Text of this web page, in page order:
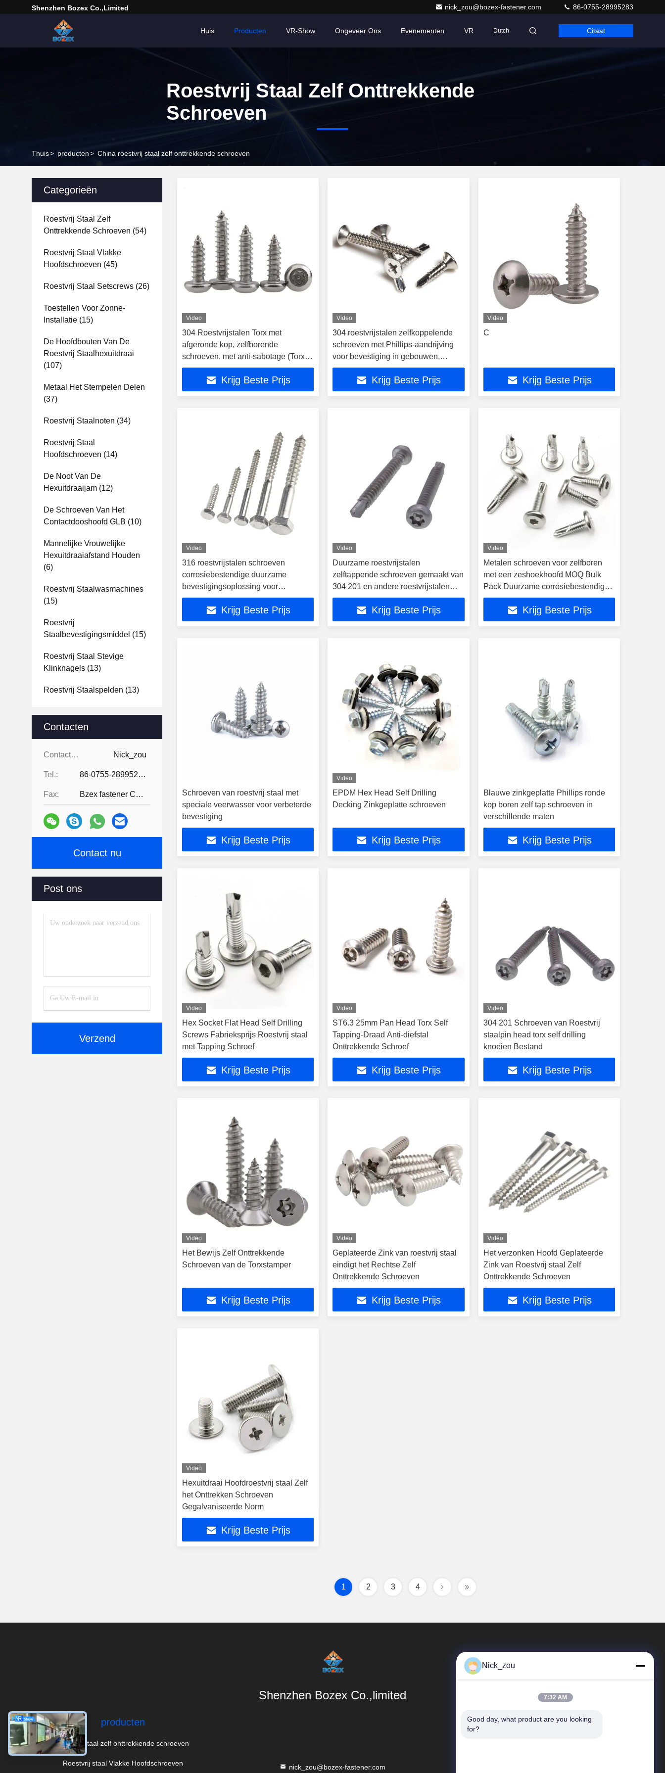
Shenzhen Bozex Co.,limited nick_zou@bozex-fastener.com 86-0755-28995283
Huis Producten VR-Show Ongeveer Ons Evenementen VR Dutch Citaat
Roestvrij Staal Zelf Onttrekkende
Schroeven
Thuis> producten> China roestvrij staal zelf onttrekkende schroeven
Categorieën
Roestvrij Staal Zelf
Onttrekkende Schroeven (54)
Roestvrij Staal Vlakke
Hoofdschroeven (45)
Roestvrij Staal Setscrews (26)
Toestellen Voor Zonne-
Installatie (15)
De Hoofdbouten Van De
Roestvrij Staalhexuitdraai
(107)
Metaal Het Stempelen Delen
(37)
Roestvrij Staalnoten (34)
Roestvrij Staal
Hoofdschroeven (14)
De Noot Van De
Hexuitdraaijam (12)
De Schroeven Van Het
Contactdooshoofd GLB (10)
Mannelijke Vrouwelijke
Hexuitdraaiafstand Houden
(6)
Roestvrij Staalwasmachines
(15)
Roestvrij
Staalbevestigingsmiddel (15)
Roestvrij Staal Stevige
Klinknagels (13)
Roestvrij Staalspelden (13)
Contacten
Contacten: Nick_zou
Tel.: 86-0755-28995283
Fax: Bzex fastener Co., Limited-86-07
Contact nu
Post ons
Verzend
Video
304 Roestvrijstalen Torx met
afgeronde kop, zelfborende
schroeven, met anti-sabotage (Torx
Security) aandrijving
Krijg Beste Prijs
Video
304 roestvrijstalen zelfkoppelende
schroeven met Phillips-aandrijving
voor bevestiging in gebouwen,
spoorwegen en machines
Krijg Beste Prijs
Video
C
Krijg Beste Prijs
Video
316 roestvrijstalen schroeven
corrosiebestendige duurzame
bevestigingsoplossing voor
industriële bouw- en
machinebouwtoepassingen
Krijg Beste Prijs
Video
Duurzame roestvrijstalen
zelftappende schroeven gemaakt van
304 201 en andere roestvrijstalen
kwaliteiten, ideaal voor constructie en
industrie
Krijg Beste Prijs
Video
Metalen schroeven voor zelfboren
met een zeshoekhoofd MOQ Bulk
Pack Duurzame corrosiebestendige
bevestigingsmiddelen voor metalen
bouwtoepassingenKrijg Beste Prijs
Schroeven van roestvrij staal met
speciale veerwasser voor verbeterde
bevestiging
Krijg Beste Prijs
Video
EPDM Hex Head Self Drilling
Decking Zinkgeplatte schroeven
Krijg Beste Prijs
Blauwe zinkgeplatte Phillips ronde
kop boren zelf tap schroeven in
verschillende maten
Krijg Beste Prijs
Video
Hex Socket Flat Head Self Drilling
Screws Fabrieksprijs Roestvrij staal
met Tapping Schroef
Krijg Beste Prijs
Video
ST6.3 25mm Pan Head Torx Self
Tapping-Draad Anti-diefstal
Onttrekkende Schroef
Krijg Beste Prijs
Video
304 201 Schroeven van Roestvrij
staalpin head torx self drilling
knoeien Bestand
Krijg Beste Prijs
Video
Het Bewijs Zelf Onttrekkende
Schroeven van de Torxstamper
Krijg Beste Prijs
Video
Geplateerde Zink van roestvrij staal
eindigt het Rechtse Zelf
Onttrekkende Schroeven
Krijg Beste Prijs
Video
Het verzonken Hoofd Geplateerde
Zink van Roestvrij staal Zelf
Onttrekkende Schroeven
Krijg Beste Prijs
Video
Hexuitdraai Hoofdroestvrij staal Zelf
het Onttrekken Schroeven
Gegalvaniseerde Norm
Krijg Beste Prijs
1 2 3 4
Shenzhen Bozex Co.,limited
producten
roestvrij staal zelf onttrekkende schroeven
Roestvrij staal Vlakke Hoofdschroeven nick_zou@bozex-fastener.com
Snelkoppelingen
Nick_zou
7:32 AM
Good day, what product are you looking
for?